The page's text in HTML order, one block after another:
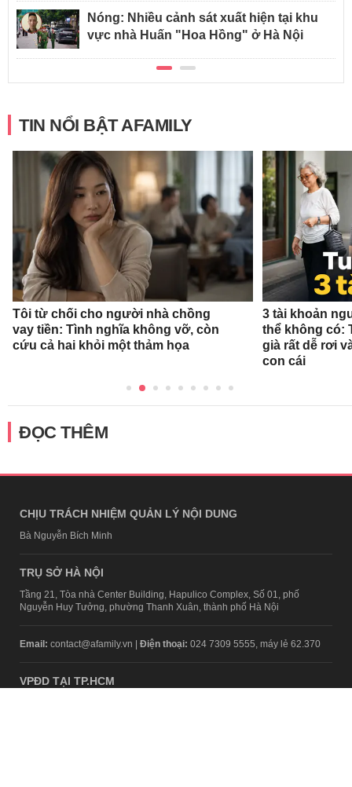
Nóng: Nhiều cảnh sát xuất hiện tại khu
vực nhà Huấn "Hoa Hồng" ở Hà Nội
TIN NỔI BẬT AFAMILY
Tôi từ chối cho người nhà chồng
vay tiền: Tình nghĩa không vỡ, còn
cứu cả hai khỏi một thảm họa
3 tài khoản
thể không có:
già rất dễ rơi
con cái
ĐỌC THÊM
CHỊU TRÁCH NHIỆM QUẢN LÝ NỘI DUNG
Bà Nguyễn Bích Minh
TRỤ SỞ HÀ NỘI
Tầng 21, Tòa nhà Center Building, Hapulico Complex, Số 01, phố
Nguyễn Huy Tưởng, phường Thanh Xuân, thành phố Hà Nội
Email: contact@afamily.vn | Điện thoại: 024 7309 5555, máy lẻ 62.370
VPĐD TẠI TP.HCM